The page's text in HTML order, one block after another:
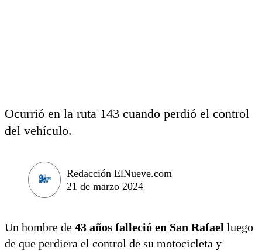
Ocurrió en la ruta 143 cuando perdió el control
del vehículo.
Redacción ElNueve.com
21 de marzo 2024
Un hombre de 43 años falleció en San Rafael luego
de que perdiera el control de su motocicleta y